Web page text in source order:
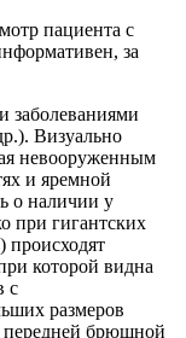
пациента с
за
заболеваниями
Визуально
невооруженным
и яремной
о наличии у
при гигантских
происходят
которой видна
с
размеров
передней брюшной